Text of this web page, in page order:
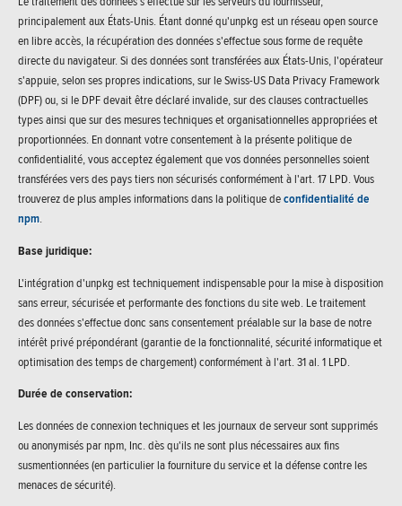
principalement aux États-Unis. Étant donné qu'unpkg est un réseau open source
en libre accès, la récupération des données s'effectue sous forme de requête
directe du navigateur. Si des données sont transférées aux États-Unis, l'opérateur
s'appuie, selon ses propres indications, sur le Swiss-US Data Privacy Framework
(DPF) ou, si le DPF devait être déclaré invalide, sur des clauses contractuelles
types ainsi que sur des mesures techniques et organisationnelles appropriées et
proportionnées. En donnant votre consentement à la présente politique de
confidentialité, vous acceptez également que vos données personnelles soient
transférées vers des pays tiers non sécurisés conformément à l'art. 17 LPD. Vous
trouverez de plus amples informations dans la politique deconfidentialité de
npm.
Base juridique:
L'intégration d'unpkg est techniquement indispensable pour la mise à disposition
sans erreur, sécurisée et performante des fonctions du site web. Le traitement
des données s'effectue donc sans consentement préalable sur la base de notre
intérêt privé prépondérant (garantie de la fonctionnalité, sécurité informatique et
optimisation des temps de chargement) conformément à l'art. 31 al. 1 LPD.
Durée de conservation:
Les données de connexion techniques et les journaux de serveur sont supprimés
ou anonymisés par npm, Inc. dès qu'ils ne sont plus nécessaires aux fins
susmentionnées (en particulier la fourniture du service et la défense contre les
menaces de sécurité).